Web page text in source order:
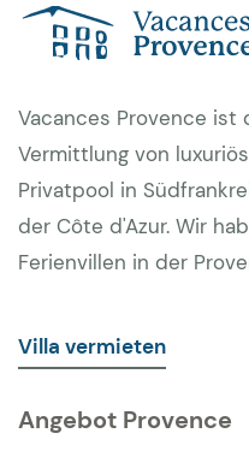
Vacances Provence ist
Vermittlung von
Privatpool in
der Côte d'Azur. Wir
Ferienvillen in der
Villa vermieten
Angebot Provence